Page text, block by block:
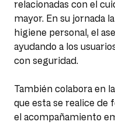
relacionadas con el
mayor. En su jornada
higiene personal, el
ayudando a los
con seguridad.
También colabora en
que esta se realice de
el acompañamiento